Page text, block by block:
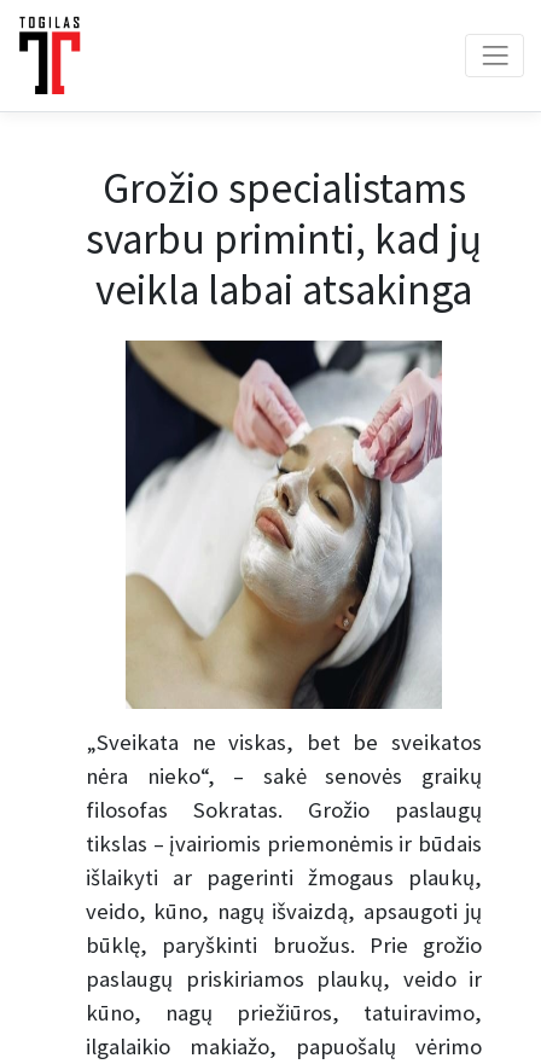
Grožio specialistams
svarbu priminti, kad jų
veikla labai atsakinga
„Sveikata ne viskas, bet be sveikatos
nėra nieko“, – sakė senovės graikų
filosofas Sokratas. Grožio paslaugų
tikslas – įvairiomis priemonėmis ir būdais
išlaikyti ar pagerinti žmogaus plaukų,
veido, kūno, nagų išvaizdą, apsaugoti jų
būklę, paryškinti bruožus. Prie grožio
paslaugų priskiriamos plaukų, veido ir
kūno, nagų priežiūros, tatuiravimo,
ilgalaikio makiažo, papuošalų vėrimo